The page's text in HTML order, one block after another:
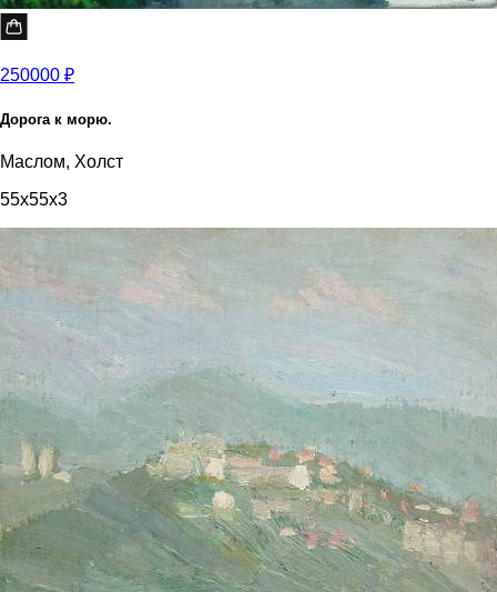
250000 ₽
Дорога к морю.
Маслом, Холст
55x55x3